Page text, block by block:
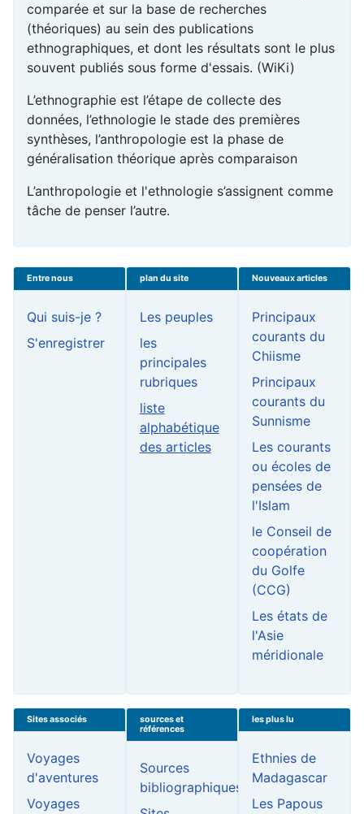
comparée et sur la base de recherches
(théoriques) au sein des publications
ethnographiques, et dont les résultats sont le plus
souvent publiés sous forme d'essais. (WiKi)
L’ethnographie est l’étape de collecte des
données, l’ethnologie le stade des premières
synthèses, l’anthropologie est la phase de
généralisation théorique après comparaison
L’anthropologie et l'ethnologie s’assignent comme
tâche de penser l’autre.
Entre nous
Qui suis-je ?
S'enregistrer
plan du site
Les peuples
les
principales
rubriques
liste
alphabétique
des articles
Nouveaux articles
Principaux
courants du
Chiisme
Principaux
courants du
Sunnisme
Les courants
ou écoles de
pensées de
l'Islam
le Conseil de
coopération
du Golfe
(CCG)
Les états de
l'Asie
méridionale
Sites associés
Voyages
d'aventures
Voyages
sources et
références
Sources
bibliographiques
les plus lu
Ethnies de
Madagascar
Les Papous